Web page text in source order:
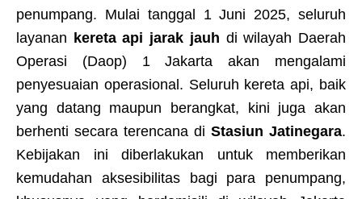
penumpang. Mulai tanggal 1 Juni 2025, seluruh
layanan kereta api jarak jauh di wilayah Daerah
Operasi (Daop) 1 Jakarta akan mengalami
penyesuaian operasional. Seluruh kereta api, baik
yang datang maupun berangkat, kini juga akan
berhenti secara terencana di Stasiun Jatinegara.
Kebijakan ini diberlakukan untuk memberikan
kemudahan aksesibilitas bagi para penumpang,